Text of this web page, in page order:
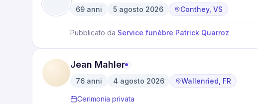
69 anni 5 agosto 2026 Conthey, VS
Pubblicato da Service funèbre Patrick Quarroz
Jean Mahler
76 anni 4 agosto 2026 Wallenried, FR
Cerimonia privata